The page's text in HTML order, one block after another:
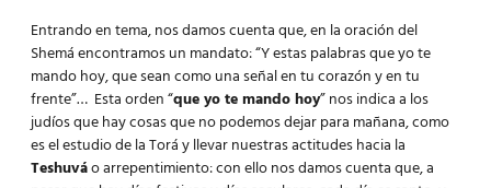
Entrando en tema, nos damos cuenta que, en la oración del
Shemá encontramos un mandato: “Y estas palabras que yo te
mando hoy, que sean como una señal en tu corazón y en tu
frente”… Esta orden “que yo te mando hoy” nos indica a los
judíos que hay cosas que no podemos dejar para mañana, como
es el estudio de la Torá y llevar nuestras actitudes hacia la
Teshuváo arrepentimiento: con ello nos damos cuenta que, a